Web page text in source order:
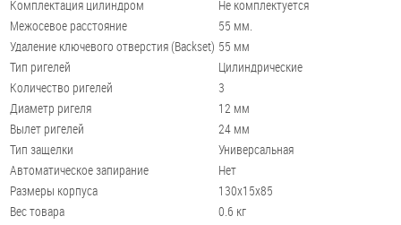
Комплектация цилиндром
Не комплектуется
Межосевое расстояние
55 мм.
Удаление ключевого отверстия (Backset) 55 мм
Тип ригелей
Цилиндрические
Количество ригелей
3
Диаметр ригеля
12 мм
Вылет ригелей
24 мм
Тип защелки
Универсальная
Автоматическое запирание
Нет
Размеры корпуса
130х15х85
Вес товара
0.6 кг